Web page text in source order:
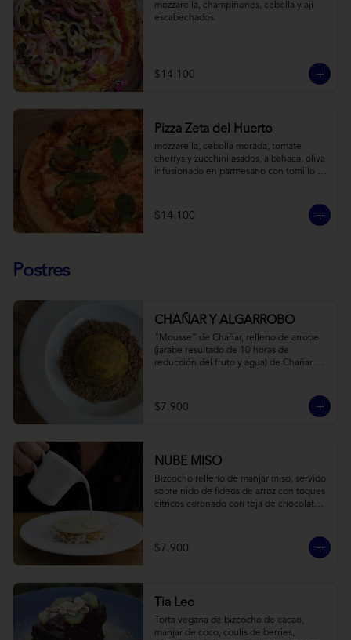
mozzarella, champiñones, cebolla y ají
escabechados.
$14.100
Pizza Zeta del Huerto
mozzarella, cebolla morada, tomate
cherrys y zucchini asados, albahaca, oliva
infusionado en parmesano con tomillo y
$14.100
Postres
CHAÑAR Y ALGARROBO
"Mousse” de Chañar, relleno de arrope
(jarabe resultado de 10 horas de
reducción del fruto y agua) de Chañar
amargo y cúrcuma, sobre una tierra de
harina de Algarrobo y nueces.
$7.900
NUBE MISO
Bizcocho relleno de manjar miso, servido
sobre nido de fideos de arroz con toques
citricos coronado con teja de chocolate
$7.900
Tia Leo
Torta vegana de bizcocho de cacao,
manjar de coco, coulis de berries,